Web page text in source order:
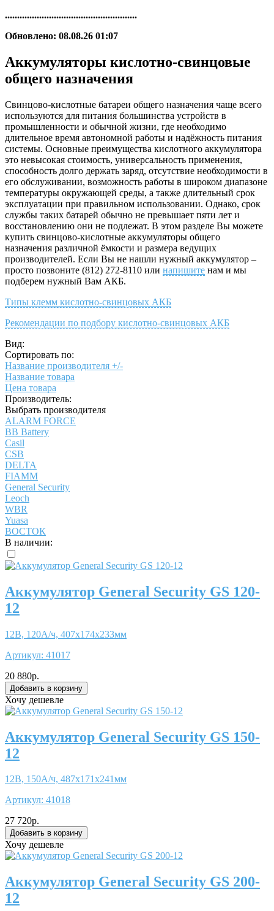
......................................................
Обновлено: 08.08.26 01:07
Аккумуляторы кислотно-свинцовые
общего назначения
Свинцово-кислотные батареи общего назначения чаще всего
используются для питания большинства устройств в
промышленности и обычной жизни, где необходимо
длительное время автономной работы и надёжность питания
системы. Основные преимущества кислотного аккумулятора
это невысокая стоимость, универсальность применения,
способность долго держать заряд, отсутствие необходимости в
его обслуживании, возможность работы в широком диапазоне
температуры окружающей среды, а также длительный срок
эксплуатации при правильном использовании. Однако, срок
службы таких батарей обычно не превышает пяти лет и
восстановлению они не подлежат. В этом разделе Вы можете
купить свинцово-кислотные аккумуляторы общего
назначения различной ёмкости и размера ведущих
производителей. Если Вы не нашли нужный аккумулятор –
просто позвоните (812) 272-8110 или напишите нам и мы
подберем нужный Вам АКБ.
Типы клемм кислотно-свинцовых АКБ
Рекомендации по подбору кислотно-свинцовых АКБ
Вид:
Сортировать по:
Название производителя +/-
Название товара
Цена товара
Производитель:
Выбрать производителя
ALARM FORCE
BB Battery
Casil
CSB
DELTA
FIAMM
General Security
Leoch
WBR
Yuasa
ВОСТОК
В наличии:
Аккумулятор General Security GS 120-
12
12В, 120А/ч, 407x174x233мм
Артикул: 41017
20 880р.
Хочу дешевле
Аккумулятор General Security GS 150-
12
12В, 150А/ч, 487x171x241мм
Артикул: 41018
27 720р.
Хочу дешевле
Аккумулятор General Security GS 200-
12